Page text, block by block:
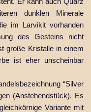
dunklen Minerale
im Larvikit vorhanden
des Gesteins nicht
große Kristalle in einem
ist eher unscheinbar
“Silver
(Anstehendstück). Es
Variante mit